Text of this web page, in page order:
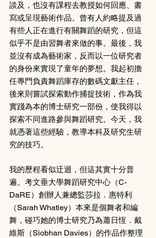
談及，也沒有課程去教授如何回應、書
寫或呈現藝術作品。曾有人約略提及過
有些人正在進行有關舞蹈的研究，但這
似乎不是由習舞者來做的事。最後，我
並沒有成為藝術家，反而以一位研究者
的身份來實現了童年的夢想。我起初擔
任專門負責舞蹈庫存的數碼文獻主任，
後來則嘗試探索動作捕捉技術，作為我
實踐為本的博士研究一部份，使我得以
探索不同進路參與舞蹈研究。今天，我
就憑著這些經驗，教導本科及研究生研
究的技巧。
我的歷程看似迂迴，但這其實十分普
遍。考文垂大學舞蹈研究中心（C-
DaRE）創辦人兼總監莎拉．惠特利
（Sarah Whatley）本來是個舞者和編
舞，碰巧她的博士研究乃為蕭日恆．戴
維斯（Siobhan Davies）的作品作整理